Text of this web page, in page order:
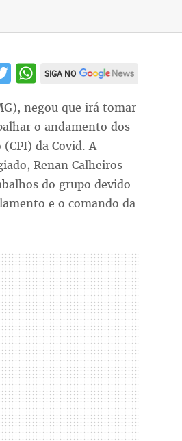
SIGA NO
negou que irá tomar
o andamento dos
da Covid. A
Renan Calheiros
do grupo devido
e o comando da